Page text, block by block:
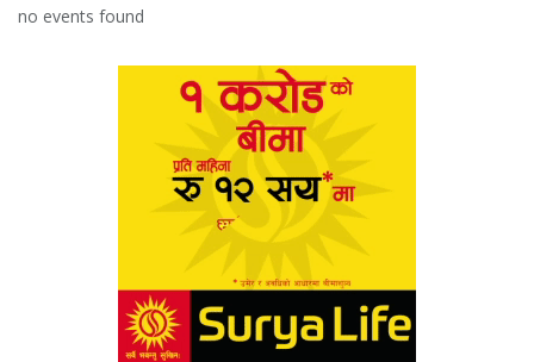
no events found